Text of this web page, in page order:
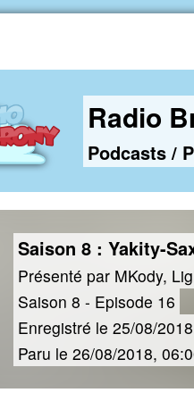
Radio
Podcasts /
Saison 8 : Yakity-
Présenté par MKody,
Saison 8 - Episode 16
Enregistré le 25/08/
Paru le 26/08/2018,